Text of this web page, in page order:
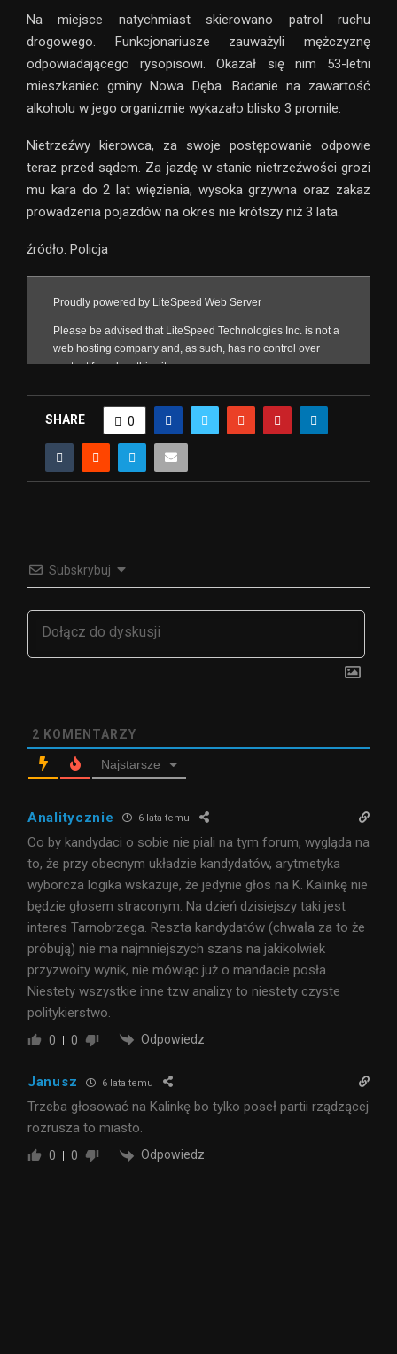
Na miejsce natychmiast skierowano patrol ruchu
drogowego. Funkcjonariusze zauważyli mężczyznę
odpowiadającego rysopisowi. Okazał się nim 53-letni
mieszkaniec gminy Nowa Dęba. Badanie na zawartość
alkoholu w jego organizmie wykazało blisko 3 promile.
Nietrzeźwy kierowca, za swoje postępowanie odpowie
teraz przed sądem. Za jazdę w stanie nietrzeźwości grozi
mu kara do 2 lat więzienia, wysoka grzywna oraz zakaz
prowadzenia pojazdów na okres nie krótszy niż 3 lata.
źródło: Policja
SHARE 0
Subskrybuj
2 KOMENTARZY
Najstarsze
Analitycznie 6 lata temu
Co by kandydaci o sobie nie piali na tym forum, wygląda na
to, że przy obecnym układzie kandydatów, arytmetyka
wyborcza logika wskazuje, że jedynie głos na K. Kalinkę nie
będzie głosem straconym. Na dzień dzisiejszy taki jest
interes Tarnobrzega. Reszta kandydatów (chwała za to że
próbują) nie ma najmniejszych szans na jakikolwiek
przyzwoity wynik, nie mówiąc już o mandacie posła.
Niestety wszystkie inne tzw analizy to niestety czyste
politykierstwo.
0 0 Odpowiedz
Janusz 6 lata temu
Trzeba głosować na Kalinkę bo tylko poseł partii rządzącej
rozrusza to miasto.
0 0 Odpowiedz